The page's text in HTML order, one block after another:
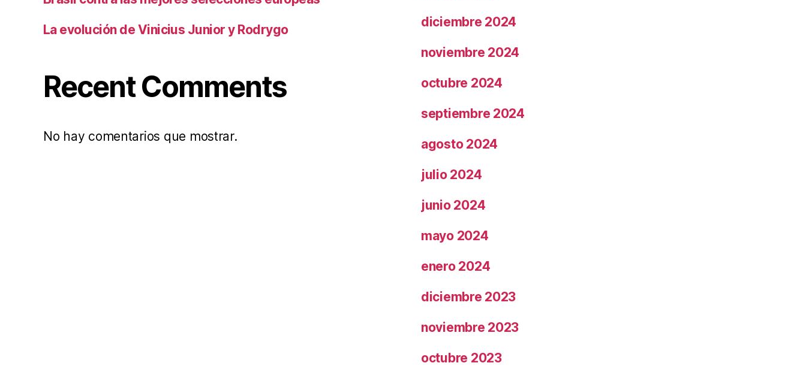
La evolución de Vinicius Junior y Rodrygo
Recent Comments
No hay comentarios que mostrar.
diciembre 2024
noviembre 2024
octubre 2024
septiembre 2024
agosto 2024
julio 2024
junio 2024
mayo 2024
enero 2024
diciembre 2023
noviembre 2023
octubre 2023